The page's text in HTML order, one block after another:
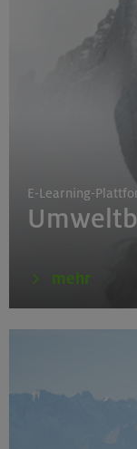
E-Learning-
mehr